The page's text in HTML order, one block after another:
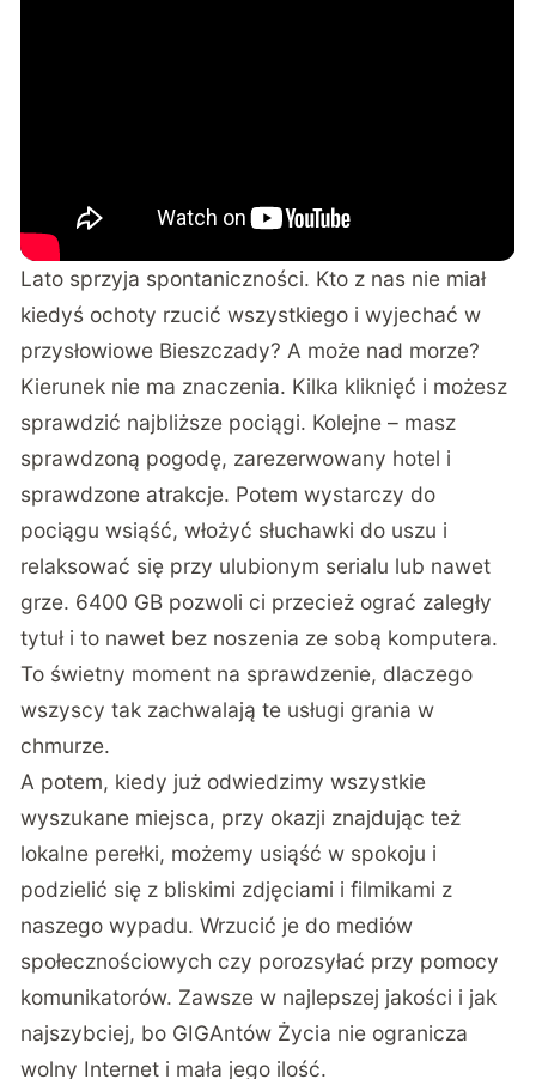
Lato sprzyja spontaniczności. Kto z nas nie miał
kiedyś ochoty rzucić wszystkiego i wyjechać w
przysłowiowe Bieszczady? A może nad morze?
Kierunek nie ma znaczenia. Kilka kliknięć i możesz
sprawdzić najbliższe pociągi. Kolejne – masz
sprawdzoną pogodę, zarezerwowany hotel i
sprawdzone atrakcje. Potem wystarczy do
pociągu wsiąść, włożyć słuchawki do uszu i
relaksować się przy ulubionym serialu lub nawet
grze. 6400 GB pozwoli ci przecież ograć zaległy
tytuł i to nawet bez noszenia ze sobą komputera.
To świetny moment na sprawdzenie, dlaczego
wszyscy tak zachwalają te usługi grania w
chmurze.
A potem, kiedy już odwiedzimy wszystkie
wyszukane miejsca, przy okazji znajdując też
lokalne perełki, możemy usiąść w spokoju i
podzielić się z bliskimi zdjęciami i filmikami z
naszego wypadu. Wrzucić je do mediów
społecznościowych czy porozsyłać przy pomocy
komunikatorów. Zawsze w najlepszej jakości i jak
najszybciej, bo GIGAntów Życia nie ogranicza
wolny Internet i mała jego ilość.